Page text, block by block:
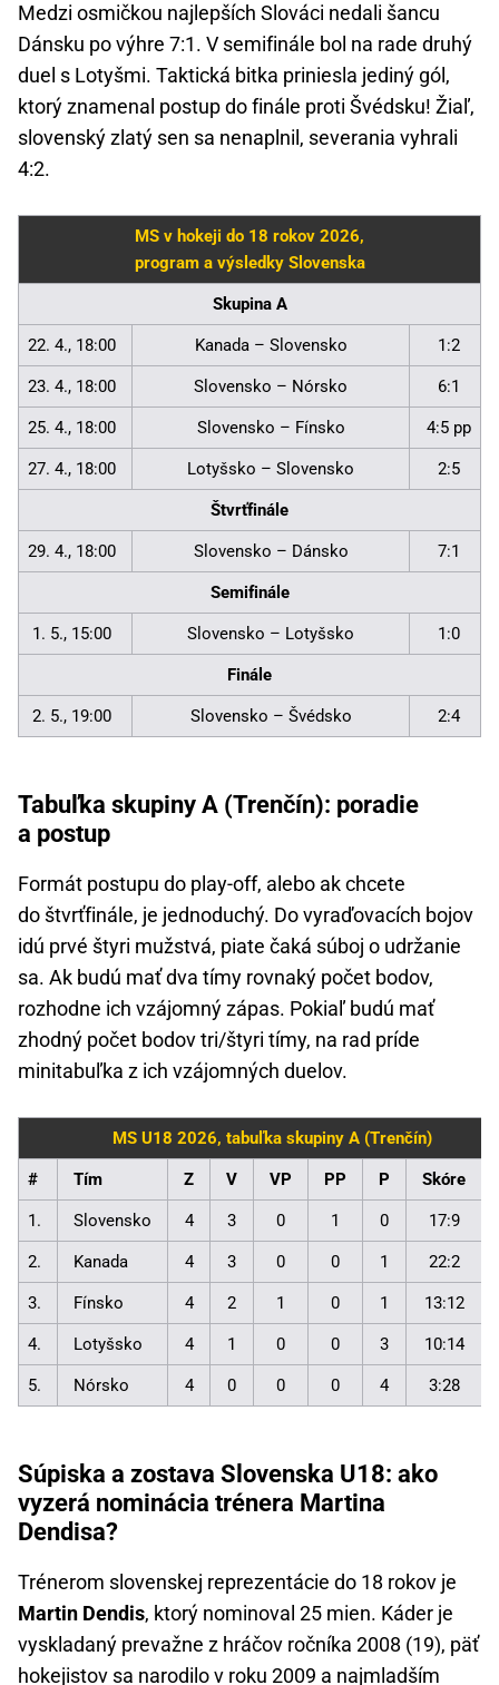
Medzi osmičkou najlepších Slováci nedali šancu
Dánsku po výhre 7:1. V semifinále bol na rade druhý
duel s Lotyšmi. Taktická bitka priniesla jediný gól,
ktorý znamenal postup do finále proti Švédsku! Žiaľ,
slovenský zlatý sen sa nenaplnil, severania vyhrali
4:2.
MS v hokeji do 18 rokov 2026,
program a výsledky Slovenska
Skupina A
22. 4., 18:00 Kanada – Slovensko 1:2
23. 4., 18:00 Slovensko – Nórsko 6:1
25. 4., 18:00 Slovensko – Fínsko 4:5 pp
27. 4., 18:00 Lotyšsko – Slovensko 2:5
Štvrťfinále
29. 4., 18:00 Slovensko – Dánsko 7:1
Semifinále
1. 5., 15:00 Slovensko – Lotyšsko 1:0
Finále
2. 5., 19:00 Slovensko – Švédsko 2:4
Tabuľka skupiny A (Trenčín): poradie
a postup
Formát postupu do play-off, alebo ak chcete
do štvrťfinále, je jednoduchý. Do vyraďovacích bojov
idú prvé štyri mužstvá, piate čaká súboj o udržanie
sa. Ak budú mať dva tímy rovnaký počet bodov,
rozhodne ich vzájomný zápas. Pokiaľ budú mať
zhodný počet bodov tri/štyri tímy, na rad príde
minitabuľka z ich vzájomných duelov.
MS U18 2026, tabuľka skupiny A (Trenčín)
# Tím Z V VP PP P Skóre
1. Slovensko 4 3 0 1 0 17:9
2. Kanada 4 3 0 0 1 22:2
3. Fínsko 4 2 1 0 1 13:12
4. Lotyšsko 4 1 0 0 3 10:14
5. Nórsko 4 0 0 0 4 3:28
Súpiska a zostava Slovenska U18: ako
vyzerá nominácia trénera Martina
Dendisa?
Trénerom slovenskej reprezentácie do 18 rokov je
Martin Dendis, ktorý nominoval 25 mien. Káder je
vyskladaný prevažne z hráčov ročníka 2008 (19), päť
hokejistov sa narodilo v roku 2009 a najmladším